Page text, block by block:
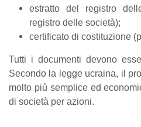
estratto del registro
registro delle società);
certificato di costituzione
Tutti i documenti devono
Secondo la legge ucraina, il
molto più semplice ed
di società per azioni.